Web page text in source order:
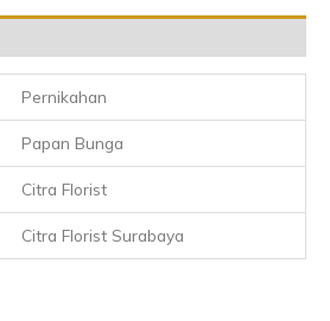
Pernikahan
Papan Bunga
Citra Florist
Citra Florist Surabaya